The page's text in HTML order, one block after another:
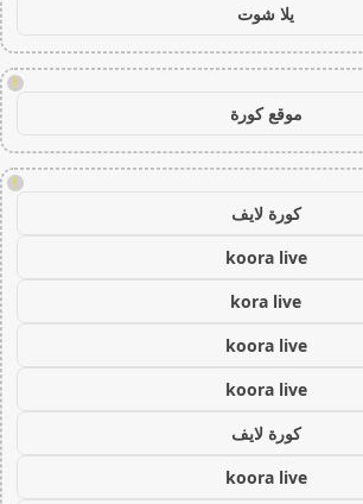
يلا شوت
!
موقع كورة
!
كورة لايف
koora live
kora live
koora live
koora live
كورة لايف
koora live